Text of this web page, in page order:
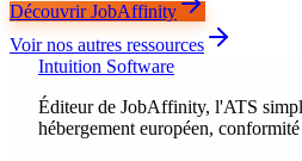
Découvrir JobAffinity
Voir nos autres ressources
Intuition Software
Éditeur de JobAffinity, l'ATS
hébergement européen,